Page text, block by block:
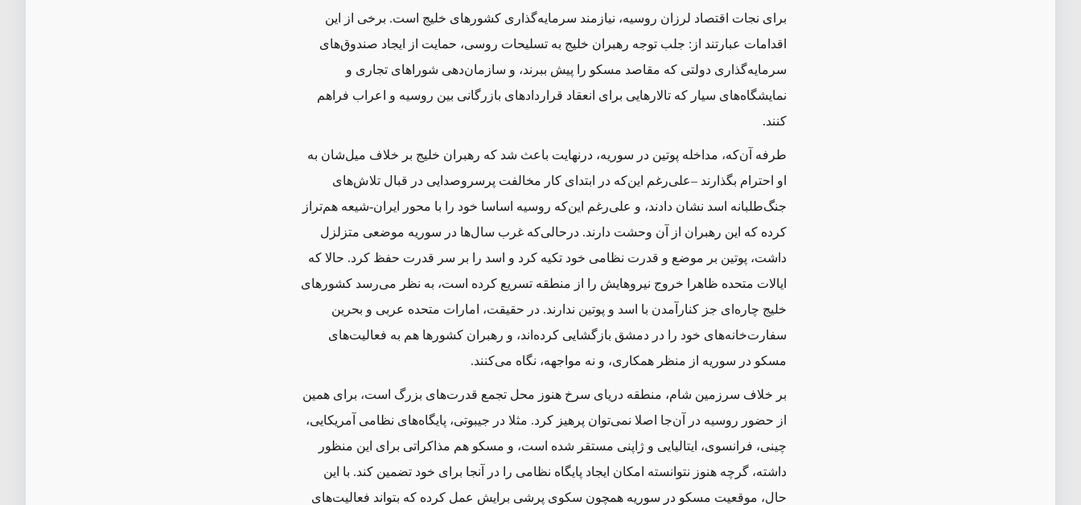
برای نجات اقتصاد لرزان روسیه، نیازمند سرمایه‌گذاری کشورهای خلیج است. برخی از این
اقدامات عبارتند از: جلب توجه رهبران خلیج به تسلیحات روسی، حمایت از ایجاد صندوق‌های
سرمایه‌گذاری دولتی که مقاصد مسکو را پیش ببرند، و سازمان‌دهی شوراهای تجاری و
نمایشگاه‌های سیار که تالارهایی برای انعقاد قراردادهای بازرگانی بین روسیه و اعراب فراهم
‌کنند.
طرفه آن‌که، مداخله پوتین در سوریه، درنهایت باعث شد که رهبران خلیج بر خلاف میل‌شان به
او احترام بگذارند –علی‌رغم این‌که در ابتدای کار مخالفت پرسروصدایی در قبال تلاش‌های
جنگ‌طلبانه اسد نشان دادند، و علی‌رغم این‌که روسیه اساسا خود را با محور ایران-شیعه هم‌تراز
کرده که این رهبران از آن وحشت دارند. درحالی‌که غرب سال‌ها در سوریه موضعی متزلزل
داشت، پوتین بر موضع و قدرت نظامی خود تکیه کرد و اسد را بر سر قدرت حفظ کرد. حالا که
ایالات متحده ظاهرا خروج نیروهایش را از منطقه تسریع کرده است، به نظر می‌رسد کشورهای
خلیج چاره‌ای جز کنارآمدن با اسد و پوتین ندارند. در حقیقت، امارات متحده عربی و بحرین
سفارت‌خانه‌های خود را در دمشق بازگشایی کرده‌اند، و رهبران کشورها هم به فعالیت‌های
مسکو در سوریه از منظر همکاری، و نه مواجهه، نگاه می‌کنند.
بر خلاف سرزمین شام، منطقه دریای سرخ هنوز محل تجمع قدرت‌های بزرگ است، برای همین
از حضور روسیه در آن‌جا اصلا نمی‌توان پرهیز کرد. مثلا در جیبوتی، پایگاه‌های نظامی آمریکایی،
چینی، فرانسوی، ایتالیایی و ژاپنی مستقر شده‌ است، و مسکو هم مذاکراتی برای این منظور
داشته، گرچه هنوز نتوانسته امکان ایجاد پایگاه نظامی را در آنجا برای خود تضمین کند. با این
‌حال، موقعیت مسکو در سوریه همچون سکوی پرشی برایش عمل کرده که بتواند فعالیت‌های